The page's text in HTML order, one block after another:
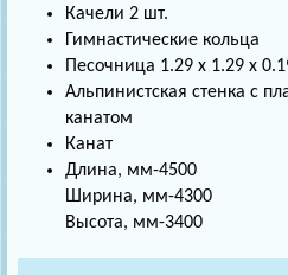
Качели 2 шт.
Гимнастические кольца
Песочница 1.29 х 1.29 х
Альпинистская стенка с
канатом
Канат
Длина, мм-4500
Ширина, мм-4300
Высота, мм-3400